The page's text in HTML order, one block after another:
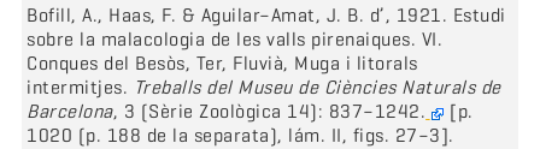
Bofill, A., Haas, F. & Aguilar–Amat, J. B. d’, 1921. Estudi
sobre la malacologia de les valls pirenaiques. VI.
Conques del Besòs, Ter, Fluvià, Muga i litorals
intermitjes. Treballs del Museu de Ciències Naturals de
Barcelona, 3 (Sèrie Zoològica 14): 837–1242.
[p.
1020 (p. 188 de la separata), lám. II, figs. 27–3].